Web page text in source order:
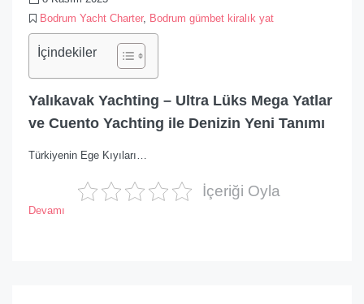
Bodrum Yacht Charter, Bodrum gümbet kiralık yat
İçindekiler
Yalıkavak Yachting – Ultra Lüks Mega Yatlar
ve Cuento Yachting ile Denizin Yeni Tanımı
Türkiyenin Ege Kıyıları…
İçeriği Oyla
Devamı